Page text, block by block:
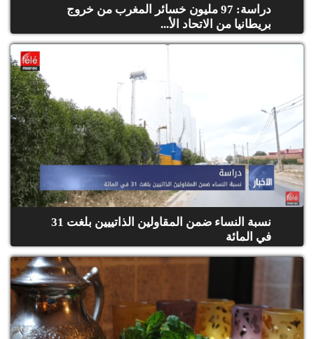
دراسة: 97 مليون خسائر المغرب من خروج
بريطانيا من الاتحاد الأ...
نسبة النساء ضمن المقاولين الذاتييين بلغت 31
في المائة